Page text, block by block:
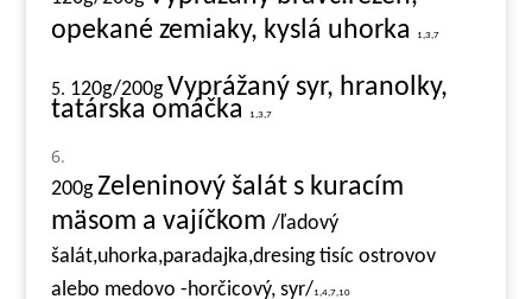
opekané zemiaky, kyslá uhorka
1,3,7
5. 120g/200gVyprážaný syr, hranolky,
tatárska omáčka 1,3,7
200gZeleninový šalát s kuracím
mäsom a vajíčkom /ľadový
šalát,uhorka,paradajka,dresing tisíc ostrovov
alebo medovo -horčicový, syr/1,4,7,10